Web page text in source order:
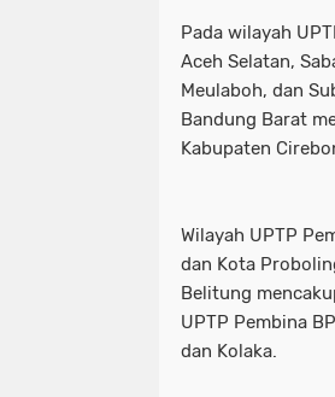
Pada wilayah
Aceh Selatan,
Meulaboh, dan
Bandung Barat
Kabupaten
Wilayah UPTP
dan Kota
Belitung
UPTP Pembina
dan Kolaka.